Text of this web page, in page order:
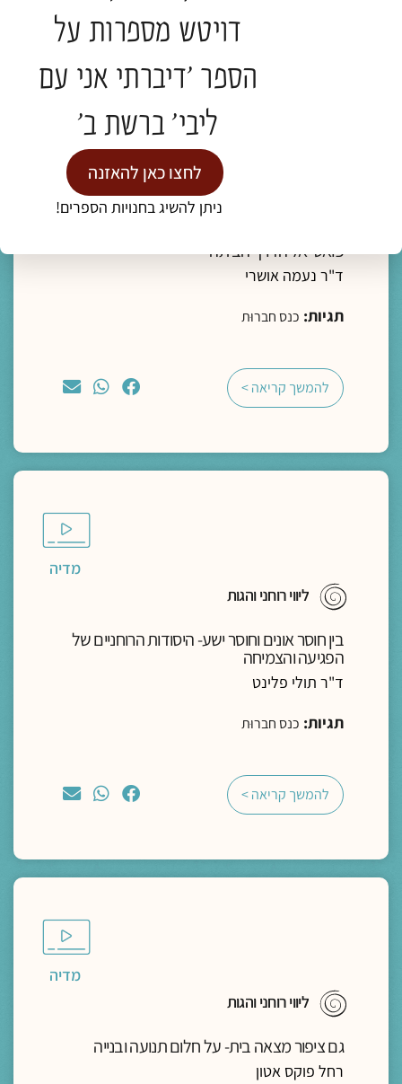
מדיה
פואטי אל הדרך הביתה
ד"ר נעמה אושרי
תגיות: כנס חברוּת
להמשך קריאה >
מדיה
ליווי רוחני והגות
בין חוסר אונים וחוסר ישע- היסודות הרוחניים של
הפגיעה והצמיחה
ד"ר תולי פלינט
תגיות: כנס חברוּת
להמשך קריאה >
מדיה
ליווי רוחני והגות
גם ציפור מצאה בית- על חלום תנועה ובנייה
רחל פוקס אטון
דויטש מספרות על
הספר 'דיברתי אני עם
ליבי' ברשת ב'
לחצו כאן להאזנה
ניתן להשיג בחנויות הספרים!